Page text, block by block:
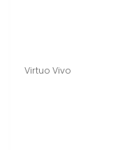
Virtuo Vivo